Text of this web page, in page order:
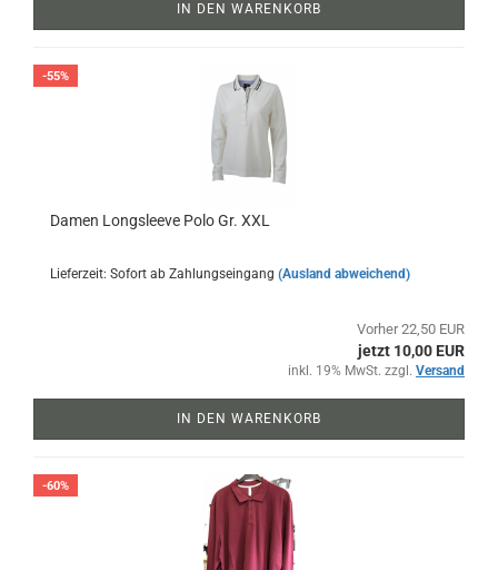
IN DEN WARENKORB
-55%
Damen Longsleeve Polo Gr. XXL
Lieferzeit: Sofort ab Zahlungseingang (Ausland abweichend)
Vorher 22,50 EUR
jetzt 10,00 EUR
inkl. 19% MwSt. zzgl. Versand
IN DEN WARENKORB
-60%